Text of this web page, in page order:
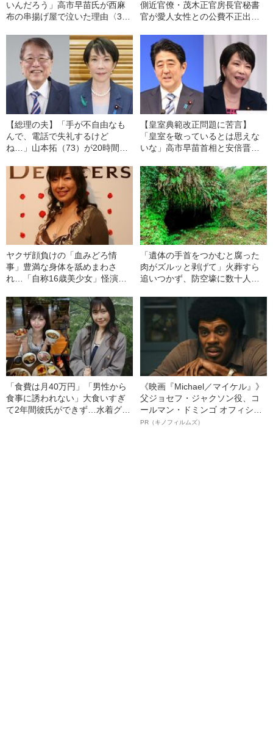
いんだろう」高市早苗氏が西麻
布の串揚げ屋で泣いた理由〈37
が明かす〉
側近官僚・茂木正官房長官秘書
官が愛人女性との公費不正出張
【総理の夫】「手が不自由なも
んで、電話で失礼するけど
ね…」山本拓（73）が20時間イ
らし”
【皇室典範改正問題に苦言】
「皇室を敬っているとは思えな
いな」高市早苗首相と安倍晋三
【御厨貴×林真理子×野田佳彦】
ヤクザ顔負けの「血みどろ情
事」豊満な身体を舐めまわさ
れ…「自称16歳美少女」怪演
ぎる“熟れ方”
「遺体の手首をつかむと腐った
肉がズルッと剥げて」火葬すら
追いつかず、防空壕に数十人
た少年兵が明かした“過酷すぎる
任務”とは
「食費は月40万円」「男性から
食事に誘われない」大食いすぎ
て2年間彼氏ができず…水着グラ
《映画『Michael／マイケル』》
父ジョセフ・ジャクソン役、コ
ールマン・ドミンゴ オフィシャ
ルインタビュー“観客を魅了した
PR（キノフィルムズ）